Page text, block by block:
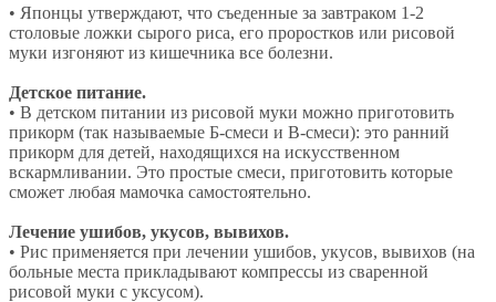
• Японцы утверждают, что съеденные за завтраком 1-2
столовые ложки сырого риса, его проростков или рисовой
муки изгоняют из кишечника все болезни.
Детское питание.
• В детском питании из рисовой муки можно приготовить
прикорм (так называемые Б-смеси и В-смеси): это ранний
прикорм для детей, находящихся на искусственном
вскармливании. Это простые смеси, приготовить которые
сможет любая мамочка самостоятельно.
Лечение ушибов, укусов, вывихов.
• Рис применяется при лечении ушибов, укусов, вывихов (на
больные места прикладывают компрессы из сваренной
рисовой муки с уксусом).